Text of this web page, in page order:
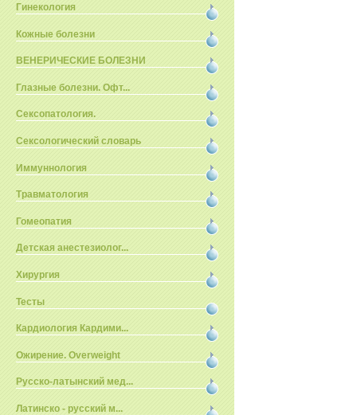
Гинекология
Кожные болезни
ВЕНЕРИЧЕСКИЕ БОЛЕЗНИ
Глазные болезни. Офт...
Сексопатология.
Сексологический словарь
Иммуннология
Травматология
Гомеопатия
Детская анестезиолог...
Хирургия
Тесты
Кардиология Кардими...
Ожирение. Overweight
Русско-латынский мед...
Латинско - русский м...